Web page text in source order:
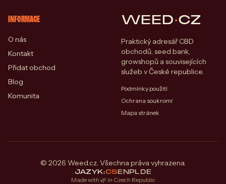
INFORMACE
O nás
Kontakt
Přidat obchod
Blog
Komunita
WEED·CZ
Praktický adresář CBD
obchodů, seed bank,
growshopů a souvisejících
služeb v České republice.
Podmínky použití
Ochrana soukromí
Mapa stránek
© 2026 Weed.cz. Všechna práva vyhrazena.
JAZYK:CSENPLDE
Made with 🌿 in Czech Republic